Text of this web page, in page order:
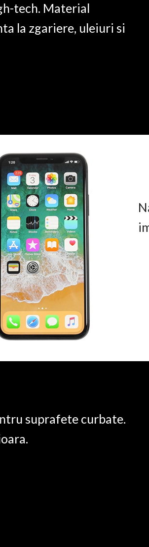
tech. Material
la zgariere, uleiuri si
suprafete curbate.